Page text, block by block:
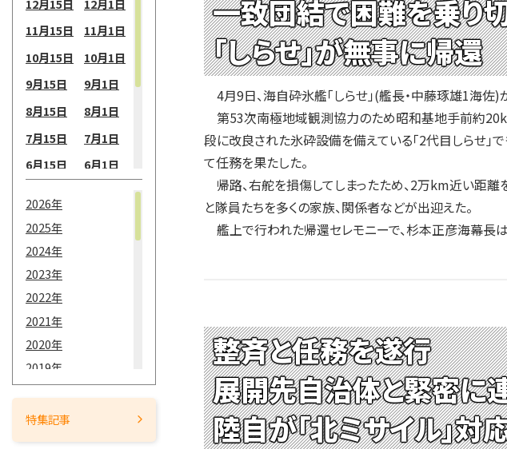
11月15日
11月1日
10月15日
10月1日
9月15日
9月1日
8月15日
8月1日
7月15日
7月1日
6月15日
6月1日
3月15日
2月15日
1月15日
2026年
2025年
2024年
2023年
2022年
2021年
2020年
2019年
2018年
2017年
特集記事
一致団結で困難を乗り
「しらせ」が無事に帰還
4月9日、海自砕氷艦「しらせ」(艦長・中藤琢雄1海佐)
第53次南極地域観測協力のため昭和基地手前約
段に改良された氷砕設備を備えている「2代目しらせ
て任務を果たした。
帰路、右舵を損傷してしまったため、2万km近い距離
と隊員たちを多くの家族、関係者などが出迎えた。
艦上で行われた帰還セレモニーで、杉本正彦海幕長
整斉と任務を遂行
展開先自治体と緊密に
陸自が「北ミサイル」対